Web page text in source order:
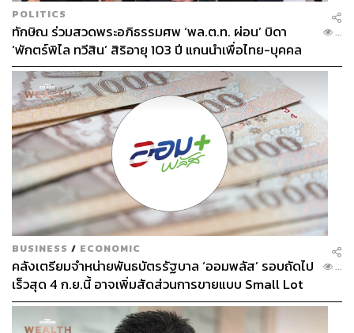
POLITICS
ทักษิณ ร่วมสวดพระอภิธรรมศพ ‘พล.ต.ท. ผ่อน’ บิดา
‘พักตร์พิไล ทวีสิน’ สิริอายุ 103 ปี แกนนำเพื่อไทย-บุคคล
หลากวงการร่วมอาลัย
...
BUSINESS / ECONOMIC
คลังเตรียมจำหน่ายพันธบัตรรัฐบาล ‘ออมพลัส’ รอบถัดไป
เร็วสุด 4 ก.ย.นี้ อาจเพิ่มสัดส่วนการขายแบบ Small Lot
First มากขึ้น
...